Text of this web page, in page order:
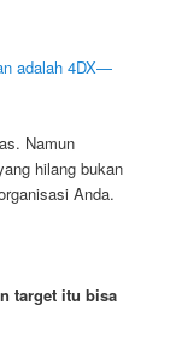
adalah 4DX—
Namun
hilang bukan
Anda.
target itu bisa